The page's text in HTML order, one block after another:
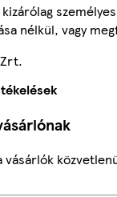
nélkül, vagy